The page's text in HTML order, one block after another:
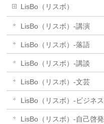
LisBo（リスボ）
LisBo（リスボ）-講演
LisBo（リスボ）-落語
LisBo（リスボ）-講談
LisBo（リスボ）-文芸
LisBo（リスボ）-ビジネス
LisBo（リスボ）-自己啓発